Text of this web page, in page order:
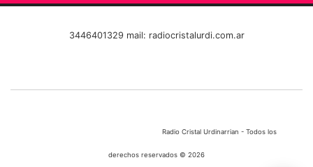
3446401329 mail: radiocristalurdi.com.ar
Radio Cristal Urdinarrian - Todos los
derechos reservados © 2026